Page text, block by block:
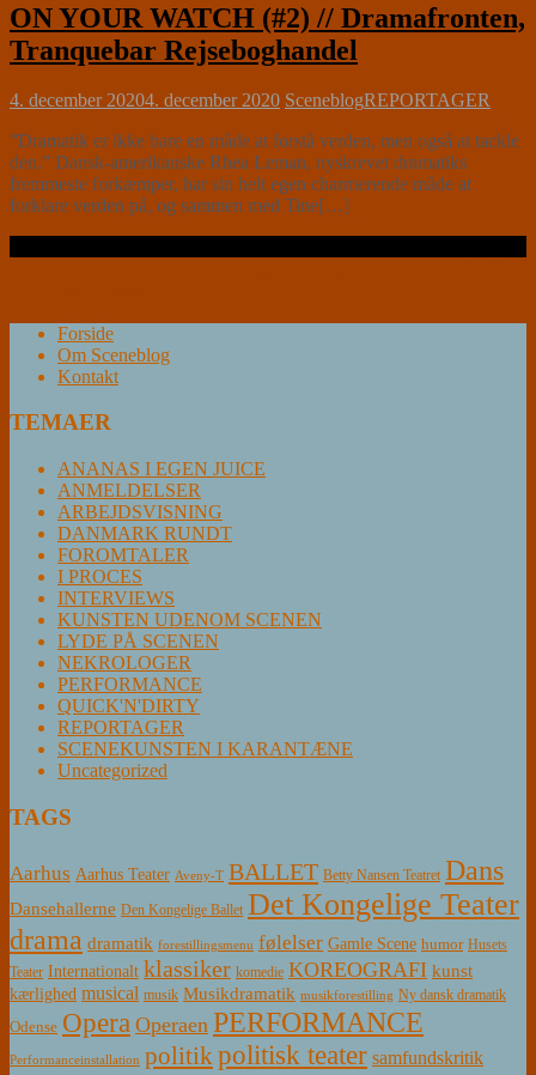
ON YOUR WATCH (#2) // Dramafronten,
Tranquebar Rejseboghandel
4. december 20204. december 2020 SceneblogREPORTAGER
”Dramatik er ikke bare en måde at forstå verden, men også at tackle
den.” Dansk-amerikanske Rhea Leman, nyskrevet dramatiks
fremmeste forkæmper, har sin helt egen charmerende måde at
forklare verden på, og sammen med Tine[…]
Forside
Om Sceneblog
Kontakt
TEMAER
ANANAS I EGEN JUICE
ANMELDELSER
ARBEJDSVISNING
DANMARK RUNDT
FOROMTALER
I PROCES
INTERVIEWS
KUNSTEN UDENOM SCENEN
LYDE PÅ SCENEN
NEKROLOGER
PERFORMANCE
QUICK'N'DIRTY
REPORTAGER
SCENEKUNSTEN I KARANTÆNE
Uncategorized
TAGS
Aarhus Aarhus Teater Aveny-T BALLET Betty Nansen Teatret Dans
Dansehallerne Den Kongelige Ballet Det Kongelige Teater
drama dramatik forestillingsmenu følelser Gamle Scene humor Husets
Teater Internationalt klassiker komedie KOREOGRAFI kunst
kærlighed musical musik Musikdramatik musikforestilling Ny dansk dramatik
Odense Opera Operaen PERFORMANCE
Performanceinstallation politik politisk teater samfundskritik